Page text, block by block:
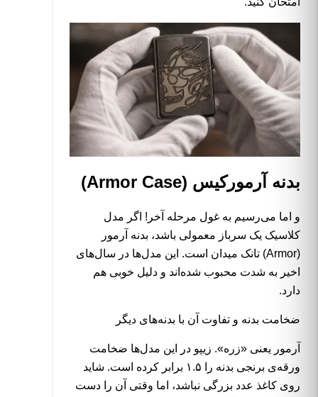
بدنه آرمورکیس (Armor Case)
و اما می‌رسیم به غول مرحله آخر! اگر مدل
کلاسیک یک سرباز معمولی باشد، بدنه آرمور
(Armor) تانک میدان است. این مدل‌ها در سال‌های
اخیر به شدت محبوب شده‌اند و دلیل خوبی هم
دارد.
ضخامت بدنه و تفاوت آن با بدنه‌های دیگر
آرمور یعنی «زره». زیپو در این مدل‌ها ضخامت
ورقه‌ی برنجی بدنه را ۱.۵ برابر کرده است. شاید
روی کاغذ عدد بزرگی نباشد، اما وقتی آن را دست